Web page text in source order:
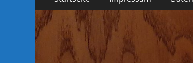
Menü
Inhalt
springen